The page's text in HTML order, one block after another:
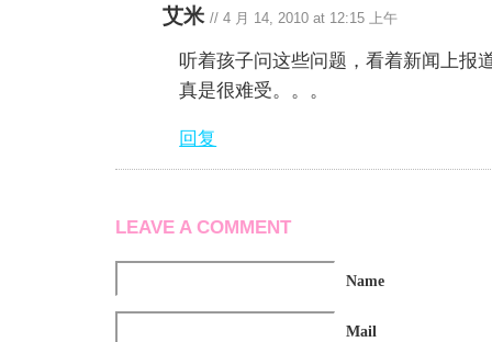
艾米//4 月 14, 2010 at 12:15 上午
听着孩子问这些问题，看着新闻上报
真是很难受。。。
回复
LEAVE A COMMENT
Name
Mail